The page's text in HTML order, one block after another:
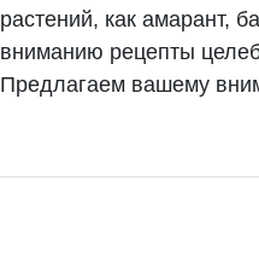
растений, как амарант,
вниманию рецепты
Предлагаем вашему